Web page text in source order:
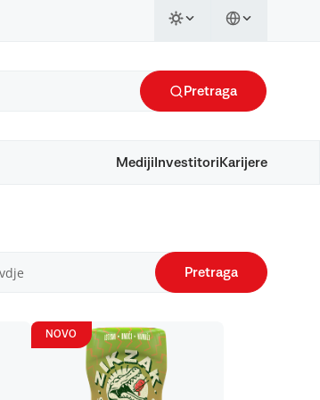
Pretraga
Mediji Investitori Karijere
Pretraga
NOVO